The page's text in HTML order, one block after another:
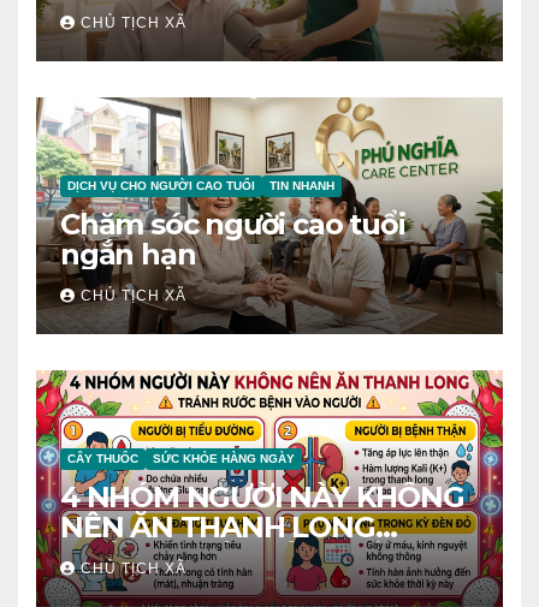
CHỦ TỊCH XÃ
DỊCH VỤ CHO NGƯỜI CAO TUỔI TIN NHANH
Chăm sóc người cao tuổi
ngắn hạn
CHỦ TỊCH XÃ
CÂY THUỐC SỨC KHỎE HÀNG NGÀY
4 NHÓM NGƯỜI NÀY KHÔNG
NÊN ĂN THANH LONG
TRÁNH RƯỚC BỆNH VÀO
NGƯỜI
CHỦ TỊCH XÃ